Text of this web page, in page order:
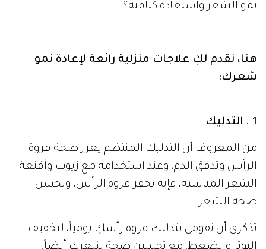
نمو الشعر واستعادة كثافته؟
هنا، نقدم لكِ علاجات منزلية رائعة لإعادة نمو
شعرك:
1 . التدليك
من المعروف أن التدليك المنتظم يعزز صحة فروة
الرأس وتدفق الدم، وعند استخدامه مع زيوت وأقنعة
الشعر المناسبة، فإنه يحفز فروة الرأس، ويحسن
صحة الشعر.
تذكري أن تقومي بتدليك فروة رأسكِ يومياً، لتخفيف